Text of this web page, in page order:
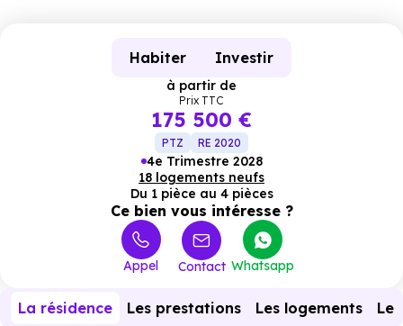
Habiter Investir
à partir de
Prix TTC
175 500 €
PTZ RE 2020
4e Trimestre 2028
18 logements neufs
Du 1 pièce au 4 pièces
Ce bien vous intéresse ?
Appel Contact Whatsapp
La résidence Les prestations Les logements Le